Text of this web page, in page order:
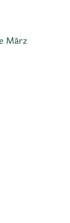
März